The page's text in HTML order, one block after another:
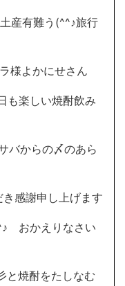
産有難う(^^♪旅行
様よかにせさん
も楽しい焼酎飲み
バからの〆のあら
感謝申し上げます
おかえりなさい
焼酎をたしなむ